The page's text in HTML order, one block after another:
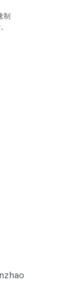
制